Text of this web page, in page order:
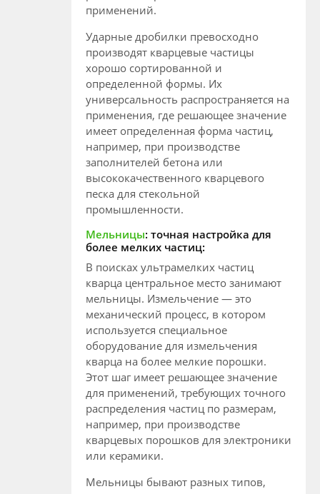
применений.
Ударные дробилки превосходно
производят кварцевые частицы
хорошо сортированной и
определенной формы. Их
универсальность распространяется на
применения, где решающее значение
имеет определенная форма частиц,
например, при производстве
заполнителей бетона или
высококачественного кварцевого
песка для стекольной
промышленности.
Мельницы: точная настройка для
более мелких частиц:
В поисках ультрамелких частиц
кварца центральное место занимают
мельницы. Измельчение — это
механический процесс, в котором
используется специальное
оборудование для измельчения
кварца на более мелкие порошки.
Этот шаг имеет решающее значение
для применений, требующих точного
распределения частиц по размерам,
например, при производстве
кварцевых порошков для электроники
или керамики.
Мельницы бывают разных типов,